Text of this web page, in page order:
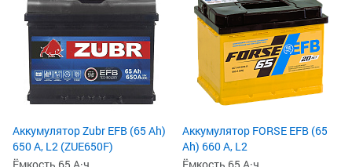
Аккумулятор Zubr EFB (65 Ah)
650 А, L2 (ZUE650F)
Аккумулятор FORSE EFB (65
Ah) 660 А, L2